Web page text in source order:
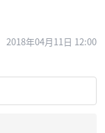
2018年04月11日 12:00